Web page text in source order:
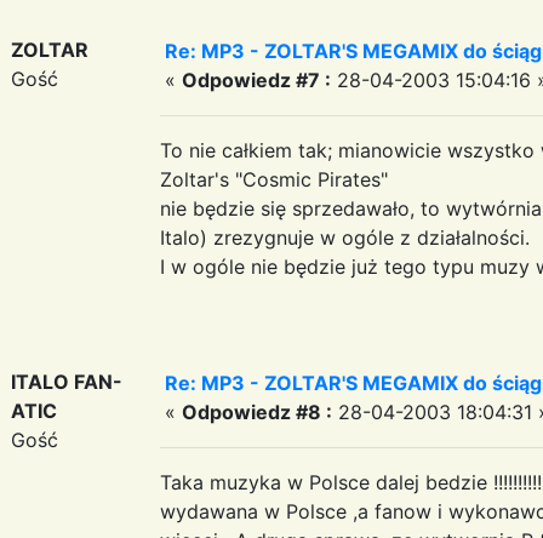
ZOLTAR
Gość
Re: MP3 - ZOLTAR'S MEGAMIX do
« Odpowiedz #7 : 28-04-2003 15:04:16
To nie całkiem tak; mianowicie
Zoltar's "Cosmic Pirates"
nie będzie się sprzedawało, to
Italo) zrezygnuje w ogóle z działalności.
I w ogóle nie będzie już tego typu muzy
ITALO FAN-
ATIC
Gość
Re: MP3 - ZOLTAR'S MEGAMIX do
« Odpowiedz #8 : 28-04-2003 18:04:31
Taka muzyka w Polsce dalej bedzie
wydawana w Polsce ,a fanow i